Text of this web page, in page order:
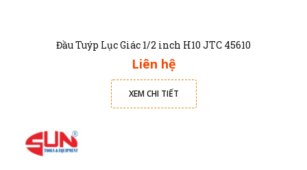
Đầu Tuýp Lục Giác 1/2 inch H10 JTC 45610
Liên hệ
XEM CHI TIẾT